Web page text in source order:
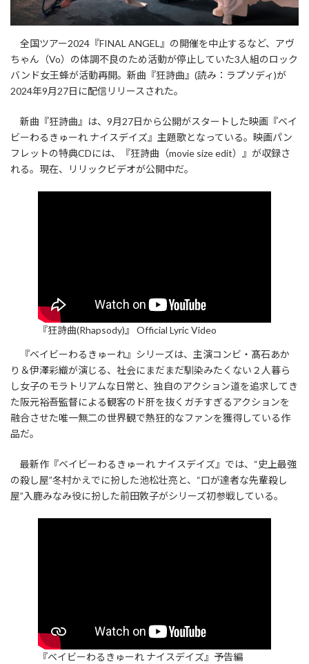
全国ツアー2024『FINAL ANGEL』の開催を中止するなど、アヴ
ちゃん（Vo）の体調不良のため活動が停止していた3人組のロック
バンド女王蜂が活動再開。新曲『狂詩曲』(読み：ラプソディ)が
2024年9月27日に配信リリースされた。
新曲『狂詩曲』は、9月27日から公開がスタートした映画『ベイ
ビーわるきゅーれ ナイスデイズ』主題歌となっている。映画パン
フレットの特典CDには、『狂詩曲（movie size edit）』が収録さ
れる。現在、リリックビデオが公開中だ。
『狂詩曲(Rhapsody)』 Official Lyric Video
『ベイビーわるきゅーれ』シリーズは、主演コンビ・髙石あか
り＆伊澤彩織が演じる、社会にまだまだ馴染みたくない２人暮ら
し女子のモラトリアムな日常と、独自のアクション道を追求してき
た阪元裕吾監督による観客のド肝を抜くガチすぎるアクションを
融合させた唯一無二の世界観で熱狂的なファンを獲得している作
品だ。
最新作『ベイビーわるきゅーれ ナイスデイズ』では、“史上最強
の殺し屋”冬村かえでに扮した池松壮亮と、“口が達者な先輩殺し
屋”入鹿みなみ役に扮した前田敦子がシリーズ初参戦している。
『ベイビーわるきゅーれ ナイスデイズ』予告編